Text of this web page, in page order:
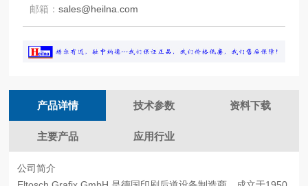
邮箱：sales@heilna.com
产品详情 技术参数 资料下载
主要产品 应用行业
公司简介